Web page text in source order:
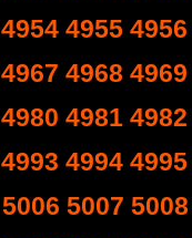
4954 4955 4956
4967 4968 4969
4980 4981 4982
4993 4994 4995
5006 5007 5008